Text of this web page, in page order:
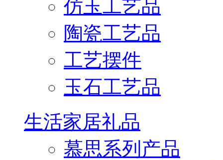
仿玉工艺品
陶瓷工艺品
工艺摆件
玉石工艺品
生活家居礼品
慕思系列产品